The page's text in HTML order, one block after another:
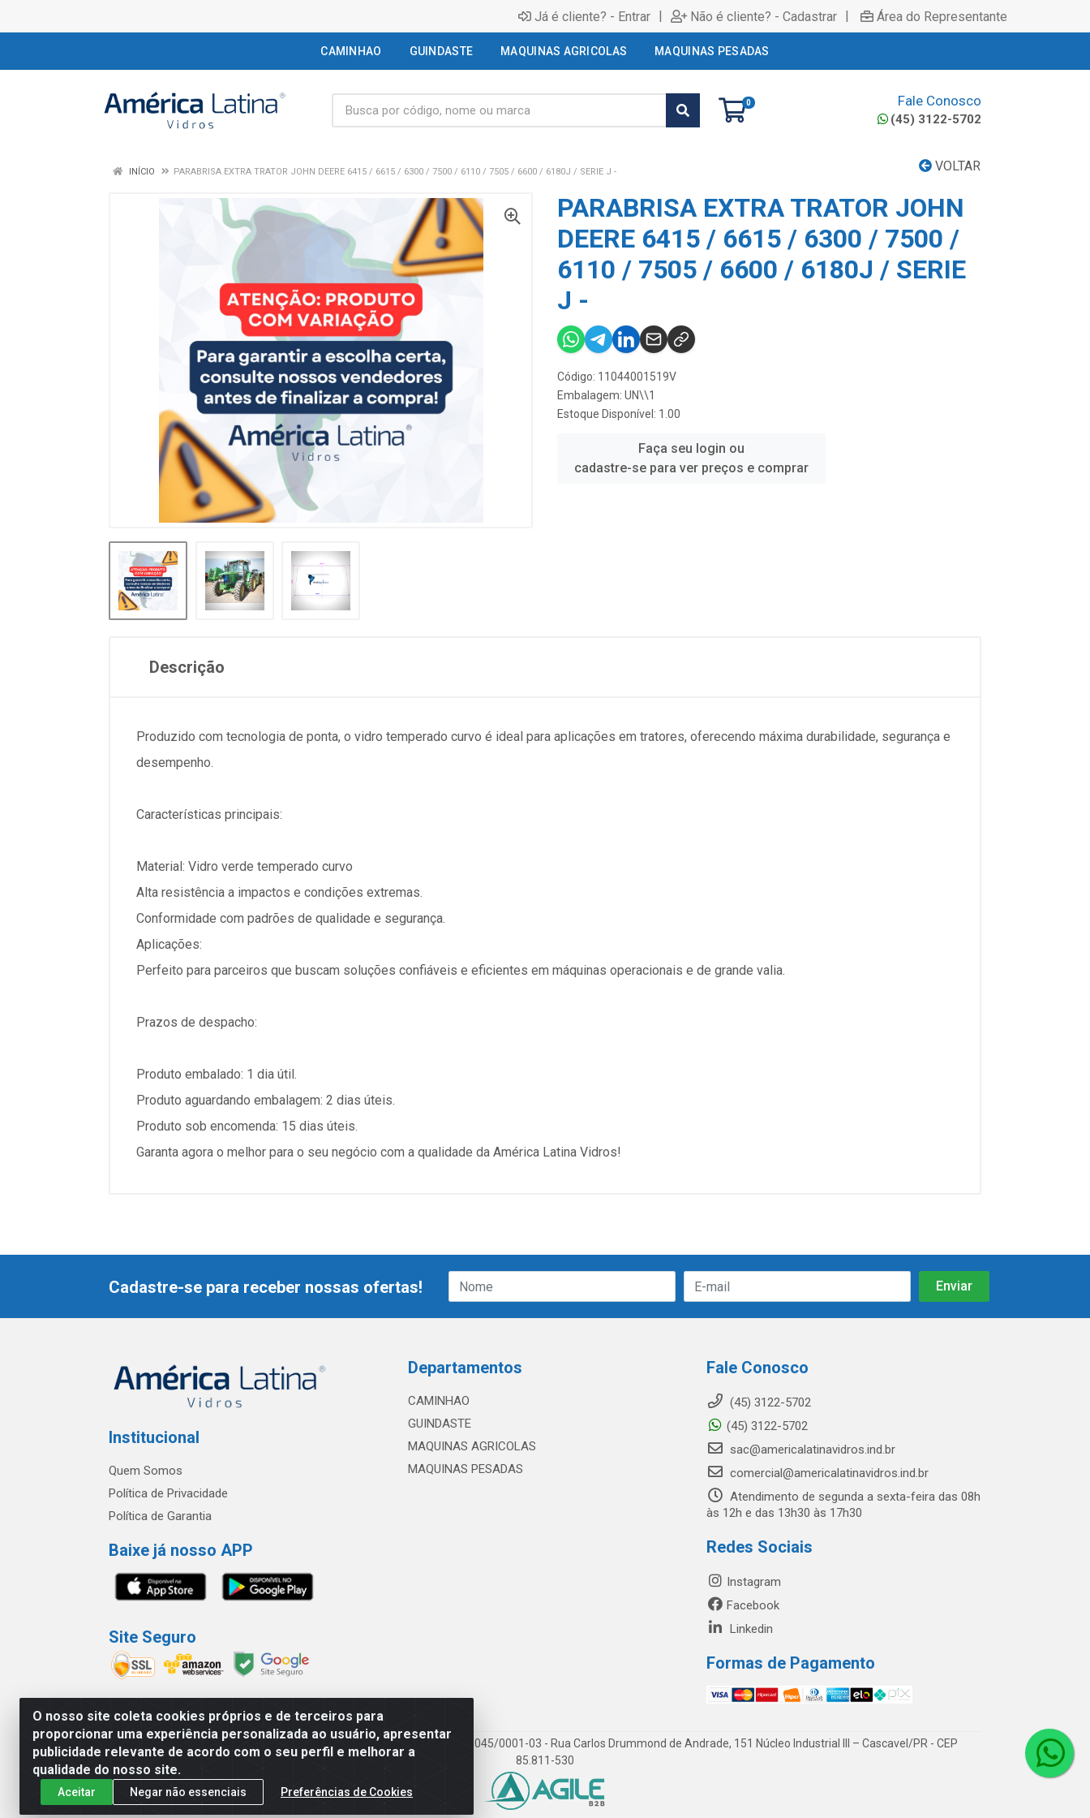
Já é cliente? - Entrar | Não é cliente? - Cadastrar | Área do Representante
CAMINHAO GUINDASTE MAQUINAS AGRICOLAS MAQUINAS PESADAS
0 Fale Conosco
(45) 3122-5702
VOLTAR
INÍCIO PARABRISA EXTRA TRATOR JOHN DEERE 6415 / 6615 / 6300 / 7500 / 6110 / 7505 / 6600 / 6180J / SERIE J -
PARABRISA EXTRA TRATOR JOHN
DEERE 6415 / 6615 / 6300 / 7500 /
6110 / 7505 / 6600 / 6180J / SERIE
J -
Código: 11044001519V
Embalagem: UN\\1
Estoque Disponível: 1.00
Faça seu login ou
cadastre-se para ver preços e comprar
Descrição
Produzido com tecnologia de ponta, o vidro temperado curvo é ideal para aplicações em tratores, oferecendo máxima durabilidade, segurança e
desempenho.
Características principais:
Material: Vidro verde temperado curvo
Alta resistência a impactos e condições extremas.
Conformidade com padrões de qualidade e segurança.
Aplicações:
Perfeito para parceiros que buscam soluções confiáveis e eficientes em máquinas operacionais e de grande valia.
Prazos de despacho:
Produto embalado: 1 dia útil.
Produto aguardando embalagem: 2 dias úteis.
Produto sob encomenda: 15 dias úteis.
Garanta agora o melhor para o seu negócio com a qualidade da América Latina Vidros!
O nosso site coleta cookies próprios e de terceiros para
proporcionar uma experiência personalizada ao usuário, apresentar
publicidade relevante de acordo com o seu perfil e melhorar a
qualidade do nosso site.
Aceitar Negar não essenciais Preferências de Cookies
Cadastre-se para receber nossas ofertas!
Institucional
Quem Somos
Política de Privacidade
Política de Garantia
Baixe já nosso APP
Site Seguro
Departamentos
CAMINHAO
GUINDASTE
MAQUINAS AGRICOLAS
MAQUINAS PESADAS
Fale Conosco
(45) 3122-5702
(45) 3122-5702
sac@americalatinavidros.ind.br
comercial@americalatinavidros.ind.br
Atendimento de segunda a sexta-feira das 08h
às 12h e das 13h30 às 17h30
Redes Sociais
Instagram
Facebook
Linkedin
Formas de Pagamento
América Latina Indústria e Comércio de Vidros LTDA - CNPJ 19.813.045/0001-03 - Rua Carlos Drummond de Andrade, 151 Núcleo Industrial III – Cascavel/PR - CEP
85.811-530